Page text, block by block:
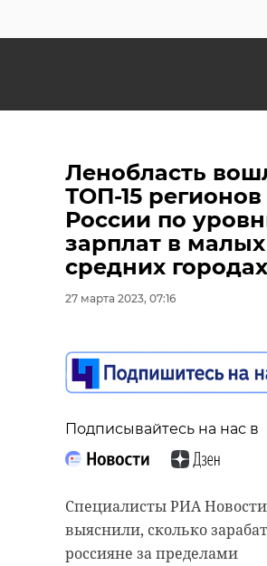
Ленобласть
ТОП-15 регионов
России по
зарплат в
средних городах
27 марта 2023, 07:16
Подписывайтесь на нас в
Специалисты РИА Новости
выяснили, сколько
россияне за пределами